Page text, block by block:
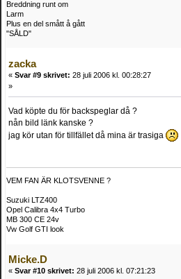
Breddning runt om
Larm
Plus en del smått å gått
"SÅLD"
zacka
« Svar #9 skrivet: 28 juli 2006 kl. 00:28:27
»
Vad köpte du för backspeglar då ?
nån bild länk kanske ?
jag kör utan för tillfället då mina är trasiga
VEM FAN ÄR KLOTSVENNE ?
Suzuki LTZ400
Opel Calibra 4x4 Turbo
MB 300 CE 24v
Vw Golf GTI look
Micke.D
« Svar #10 skrivet: 28 juli 2006 kl. 07:21:23